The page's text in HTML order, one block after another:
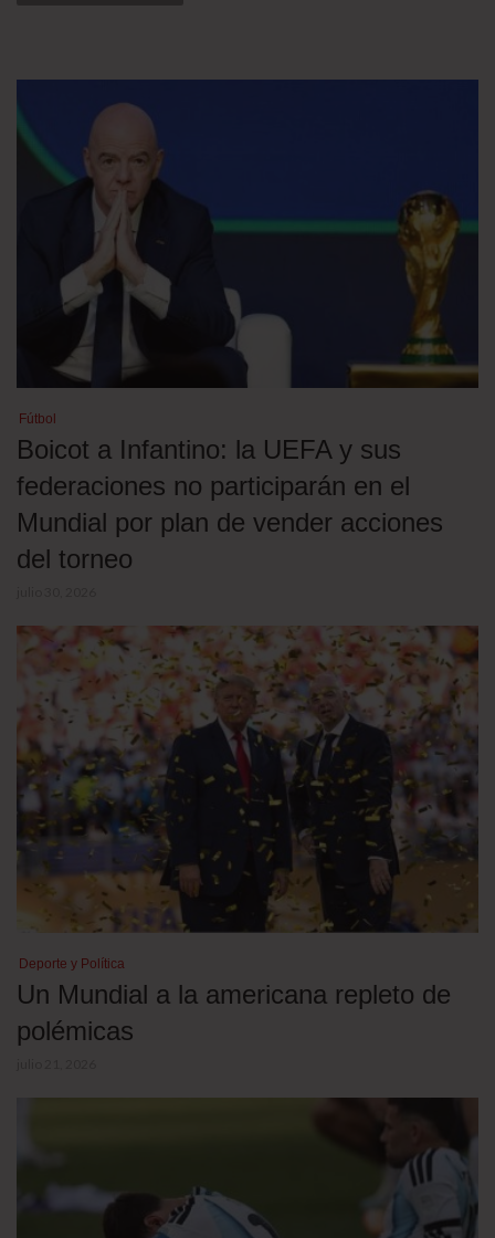
Fútbol
Boicot a Infantino: la UEFA y sus
federaciones no participarán en el
Mundial por plan de vender acciones
del torneo
Deporte y Política
Un Mundial a la americana repleto de
polémicas